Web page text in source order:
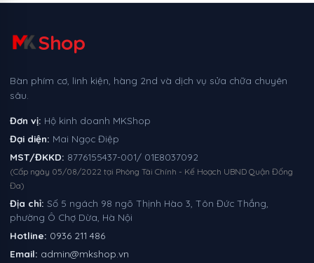
Shop
Bàn phím cơ, linh kiện, hàng 2nd và dịch vụ sửa chữa chuyên
sâu.
Đơn vị: Hộ kinh doanh MKShop
Đại diện: Mai Ngọc Điệp
MST/ĐKKD: 8776155437-001/ 01E8037092
(Cấp ngày 05/08/2022 tại Phòng Tài Chính - Kế Hoạch UBND Quận Đống
Đa)
Địa chỉ: Số 5 ngách 98 ngõ Thịnh Hào 3, Tôn Đức Thắng,
phường Ô Chợ Dừa, Hà Nội
Hotline: 0936 211 486
Email: admin@mkshop.vn